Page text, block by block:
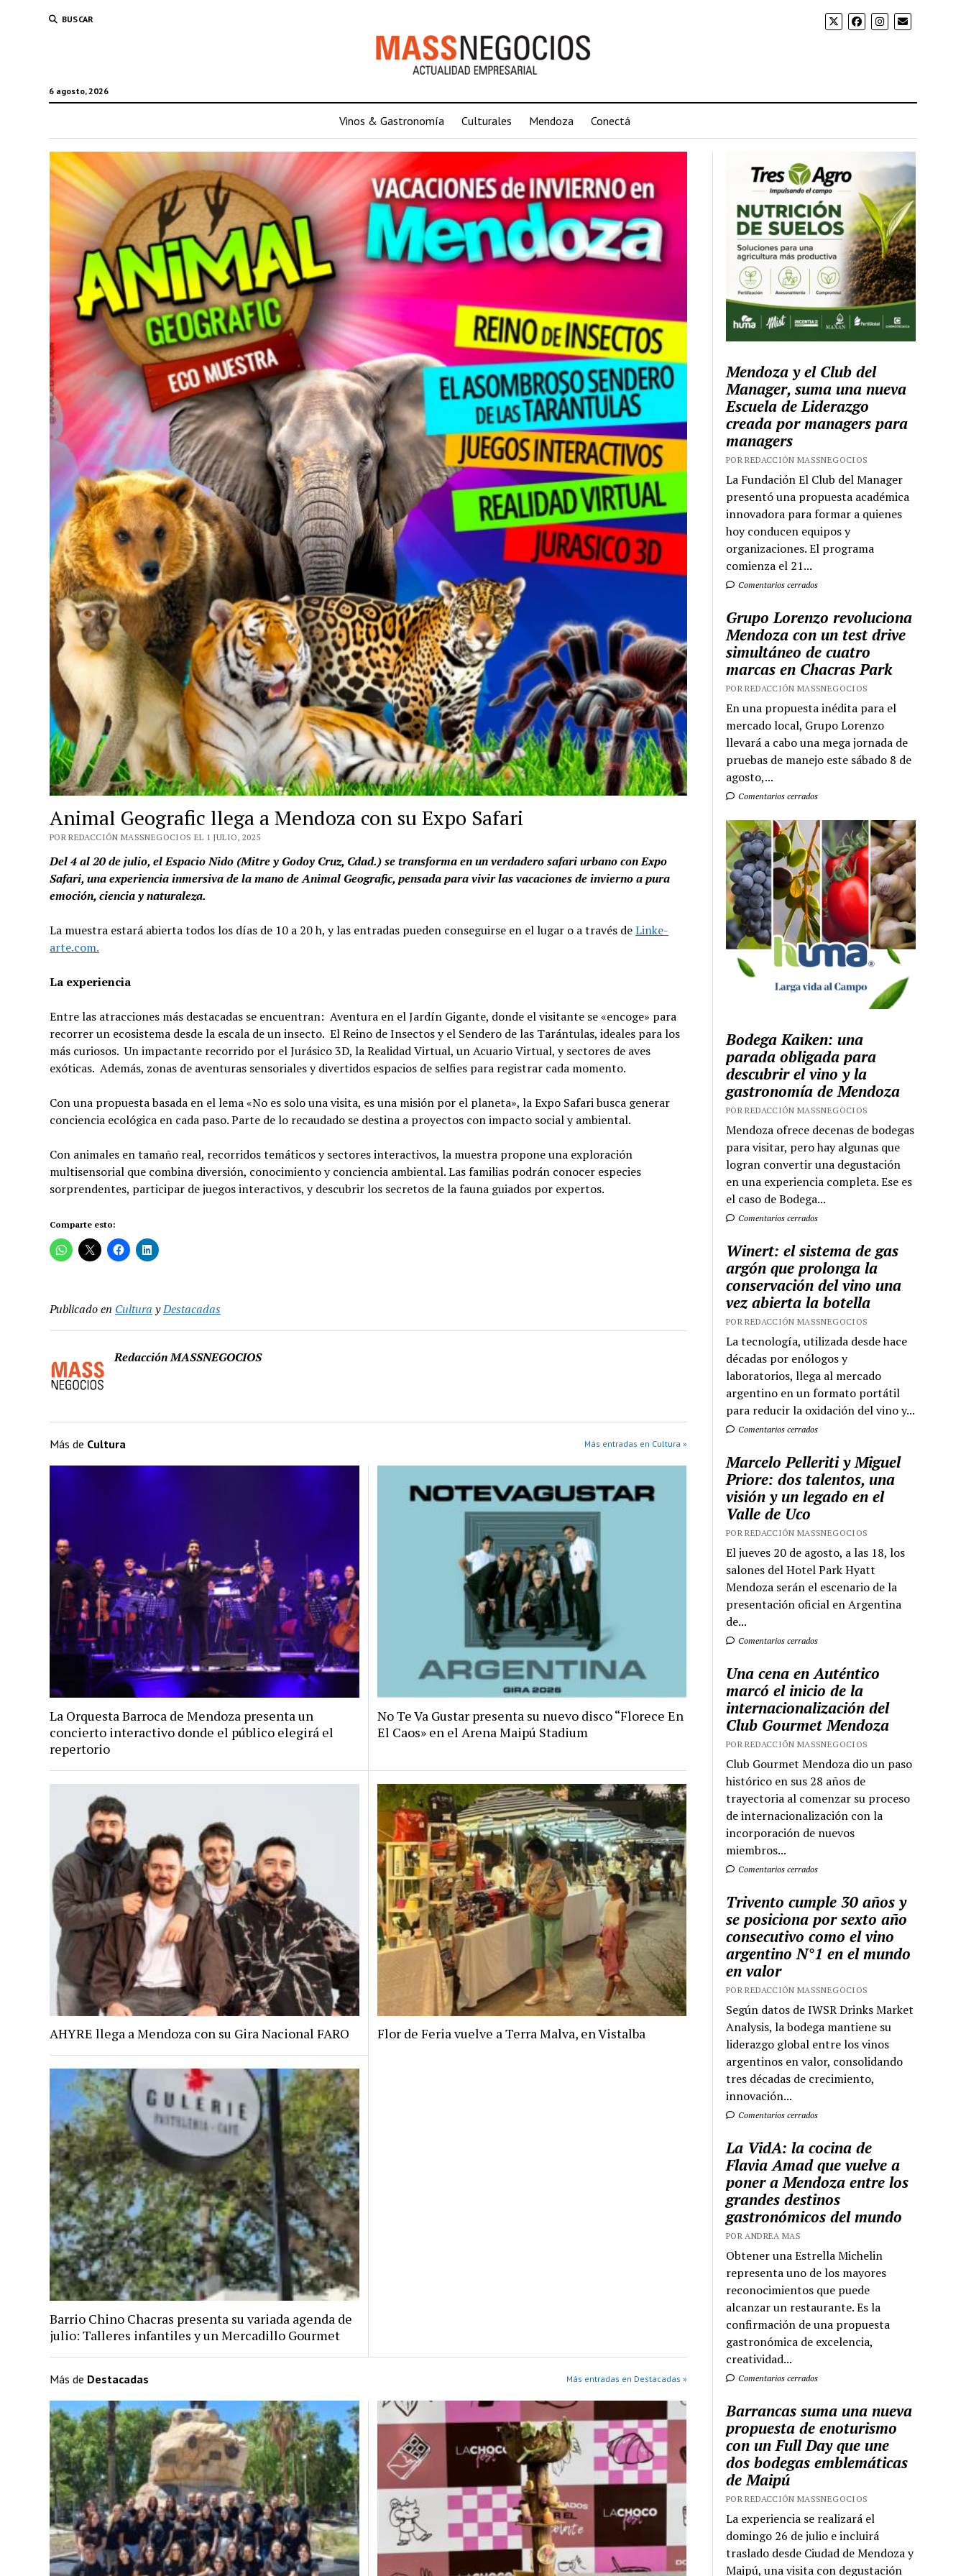
BUSCAR
6 agosto, 2026
Vinos & Gastronomía Culturales Mendoza Conectá
Animal Geografic llega a Mendoza con su Expo Safari
POR REDACCIÓN MASSNEGOCIOS EL 1 JULIO, 2025
Del 4 al 20 de julio, el Espacio Nido (Mitre y Godoy Cruz, Cdad.) se transforma en un verdadero safari urbano con Expo
Safari, una experiencia inmersiva de la mano de Animal Geografic, pensada para vivir las vacaciones de invierno a pura
emoción, ciencia y naturaleza.
La muestra estará abierta todos los días de 10 a 20 h, y las entradas pueden conseguirse en el lugar o a través deLinke-
arte.com.
La experiencia
Entre las atracciones más destacadas se encuentran: Aventura en el Jardín Gigante, donde el visitante se «encoge» para
recorrer un ecosistema desde la escala de un insecto. El Reino de Insectos y el Sendero de las Tarántulas, ideales para los
más curiosos. Un impactante recorrido por el Jurásico 3D, la Realidad Virtual, un Acuario Virtual, y sectores de aves
exóticas. Además, zonas de aventuras sensoriales y divertidos espacios de selfies para registrar cada momento.
Con una propuesta basada en el lema «No es solo una visita, es una misión por el planeta», la Expo Safari busca generar
conciencia ecológica en cada paso. Parte de lo recaudado se destina a proyectos con impacto social y ambiental.
Con animales en tamaño real, recorridos temáticos y sectores interactivos, la muestra propone una exploración
multisensorial que combina diversión, conocimiento y conciencia ambiental. Las familias podrán conocer especies
sorprendentes, participar de juegos interactivos, y descubrir los secretos de la fauna guiados por expertos.
Comparte esto:
Publicado en Cultura yDestacadas
Redacción MASSNEGOCIOS
Más de Cultura Más entradas en Cultura »
La Orquesta Barroca de Mendoza presenta un
concierto interactivo donde el público elegirá el
repertorio
No Te Va Gustar presenta su nuevo disco “Florece En
El Caos» en el Arena Maipú Stadium
AHYRE llega a Mendoza con su Gira Nacional FARO Flor de Feria vuelve a Terra Malva, en Vistalba
Barrio Chino Chacras presenta su variada agenda de
julio: Talleres infantiles y un Mercadillo Gourmet
Más de Destacadas Más entradas en Destacadas »
Mendoza y el Club del
Manager, suma una nueva
Escuela de Liderazgo
creada por managers para
managers
POR REDACCIÓN MASSNEGOCIOS
La Fundación El Club del Manager
presentó una propuesta académica
innovadora para formar a quienes
hoy conducen equipos y
organizaciones. El programa
comienza el 21...
Comentarios cerrados
Grupo Lorenzo revoluciona
Mendoza con un test drive
simultáneo de cuatro
marcas en Chacras Park
POR REDACCIÓN MASSNEGOCIOS
En una propuesta inédita para el
mercado local, Grupo Lorenzo
llevará a cabo una mega jornada de
pruebas de manejo este sábado 8 de
agosto,...
Comentarios cerrados
Bodega Kaiken: una
parada obligada para
descubrir el vino y la
gastronomía de Mendoza
POR REDACCIÓN MASSNEGOCIOS
Mendoza ofrece decenas de bodegas
para visitar, pero hay algunas que
logran convertir una degustación
en una experiencia completa. Ese es
el caso de Bodega...
Comentarios cerrados
Winert: el sistema de gas
argón que prolonga la
conservación del vino una
vez abierta la botella
POR REDACCIÓN MASSNEGOCIOS
La tecnología, utilizada desde hace
décadas por enólogos y
laboratorios, llega al mercado
argentino en un formato portátil
para reducir la oxidación del vino y...
Comentarios cerrados
Marcelo Pelleriti y Miguel
Priore: dos talentos, una
visión y un legado en el
Valle de Uco
POR REDACCIÓN MASSNEGOCIOS
El jueves 20 de agosto, a las 18, los
salones del Hotel Park Hyatt
Mendoza serán el escenario de la
presentación oficial en Argentina
de...
Comentarios cerrados
Una cena en Auténtico
marcó el inicio de la
internacionalización del
Club Gourmet Mendoza
POR REDACCIÓN MASSNEGOCIOS
Club Gourmet Mendoza dio un paso
histórico en sus 28 años de
trayectoria al comenzar su proceso
de internacionalización con la
incorporación de nuevos
miembros...
Comentarios cerrados
Trivento cumple 30 años y
se posiciona por sexto año
consecutivo como el vino
argentino N°1 en el mundo
en valor
POR REDACCIÓN MASSNEGOCIOS
Según datos de IWSR Drinks Market
Analysis, la bodega mantiene su
liderazgo global entre los vinos
argentinos en valor, consolidando
tres décadas de crecimiento,
innovación...
Comentarios cerrados
La VidA: la cocina de
Flavia Amad que vuelve a
poner a Mendoza entre los
grandes destinos
gastronómicos del mundo
POR ANDREA MAS
Obtener una Estrella Michelin
representa uno de los mayores
reconocimientos que puede
alcanzar un restaurante. Es la
confirmación de una propuesta
gastronómica de excelencia,
creatividad...
Comentarios cerrados
Barrancas suma una nueva
propuesta de enoturismo
con un Full Day que une
dos bodegas emblemáticas
de Maipú
POR REDACCIÓN MASSNEGOCIOS
La experiencia se realizará el
domingo 26 de julio e incluirá
traslado desde Ciudad de Mendoza y
Maipú, una visita con degustación